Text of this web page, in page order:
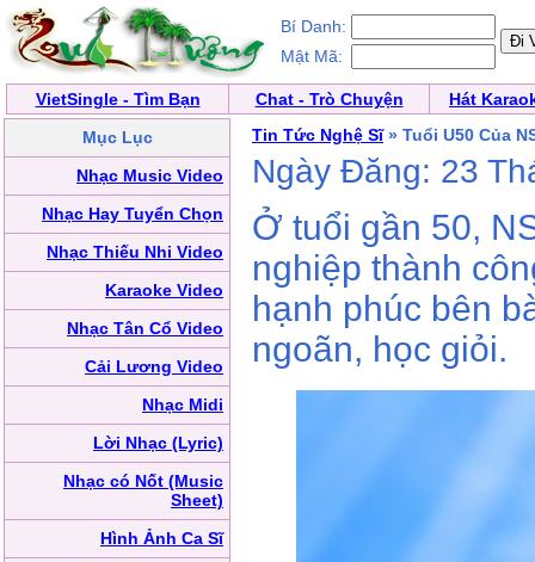
Bí Danh:
Mật Mã:
VietSingle - Tìm Bạn Chat - Trò Chuyện
Hát
Mục Lục
Nhạc Music Video
Nhạc Hay Tuyển Chọn
Nhạc Thiếu Nhi Video
Karaoke Video
Nhạc Tân Cổ Video
Cải Lương Video
Nhạc Midi
Lời Nhạc (Lyric)
Nhạc có Nốt (Music
Sheet)
Hình Ảnh Ca Sĩ
Tin Tức Nghệ Sĩ» Tuổi U50 Của
Ngày Đăng: 23
Ở tuổi gần 50,
nghiệp thành
hạnh phúc bên
ngoãn, học giỏi.